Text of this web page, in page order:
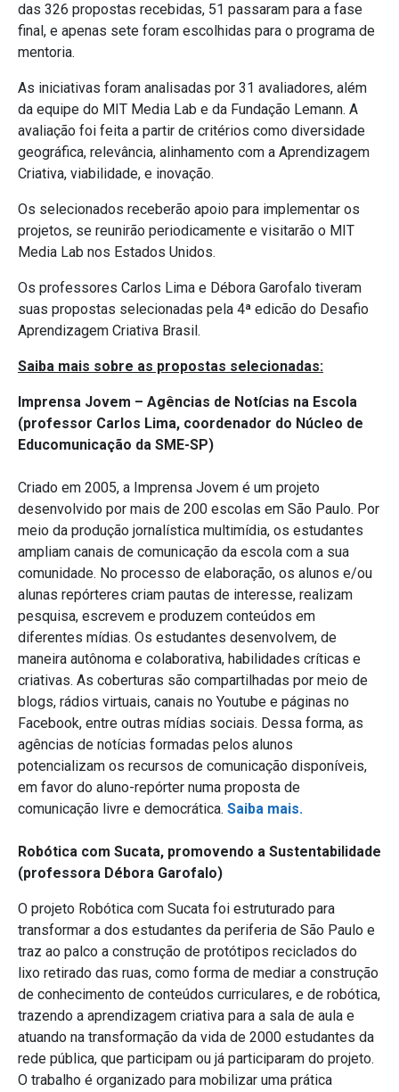
das 326 propostas recebidas, 51 passaram para a fase
final, e apenas sete foram escolhidas para o programa de
mentoria.
As iniciativas foram analisadas por 31 avaliadores, além
da equipe do MIT Media Lab e da Fundação Lemann. A
avaliação foi feita a partir de critérios como diversidade
geográfica, relevância, alinhamento com a Aprendizagem
Criativa, viabilidade, e inovação.
Os selecionados receberão apoio para implementar os
projetos, se reunirão periodicamente e visitarão o MIT
Media Lab nos Estados Unidos.
Os professores Carlos Lima e Débora Garofalo tiveram
suas propostas selecionadas pela 4ª edicão do Desafio
Aprendizagem Criativa Brasil.
Saiba mais sobre as propostas selecionadas:
Imprensa Jovem – Agências de Notícias na Escola
(professor Carlos Lima, coordenador do Núcleo de
Educomunicação da SME-SP)
Criado em 2005, a Imprensa Jovem é um projeto
desenvolvido por mais de 200 escolas em São Paulo. Por
meio da produção jornalística multimídia, os estudantes
ampliam canais de comunicação da escola com a sua
comunidade. No processo de elaboração, os alunos e/ou
alunas repórteres criam pautas de interesse, realizam
pesquisa, escrevem e produzem conteúdos em
diferentes mídias. Os estudantes desenvolvem, de
maneira autônoma e colaborativa, habilidades críticas e
criativas. As coberturas são compartilhadas por meio de
blogs, rádios virtuais, canais no Youtube e páginas no
Facebook, entre outras mídias sociais. Dessa forma, as
agências de notícias formadas pelos alunos
potencializam os recursos de comunicação disponíveis,
em favor do aluno-repórter numa proposta de
comunicação livre e democrática. Saiba mais.
Robótica com Sucata, promovendo a Sustentabilidade
(professora Débora Garofalo)
O projeto Robótica com Sucata foi estruturado para
transformar a dos estudantes da periferia de São Paulo e
traz ao palco a construção de protótipos reciclados do
lixo retirado das ruas, como forma de mediar a construção
de conhecimento de conteúdos curriculares, e de robótica,
trazendo a aprendizagem criativa para a sala de aula e
atuando na transformação da vida de 2000 estudantes da
rede pública, que participam ou já participaram do projeto.
O trabalho é organizado para mobilizar uma prática